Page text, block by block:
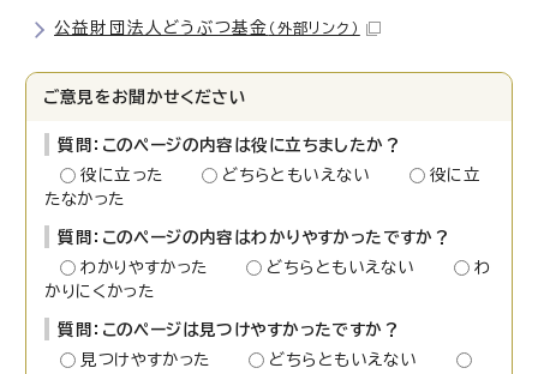
公益財団法人どうぶつ基金 （外部リンク）
ご意見をお聞かせください
質問：このページの内容は役に立ちましたか？
役に立った
どちらともいえない
役に立
たなかった
質問：このページの内容はわかりやすかったですか？
わかりやすかった
どちらともいえない
わ
かりにくかった
質問：このページは見つけやすかったですか？
見つけやすかった
どちらともいえない